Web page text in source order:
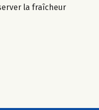
la fraîcheur